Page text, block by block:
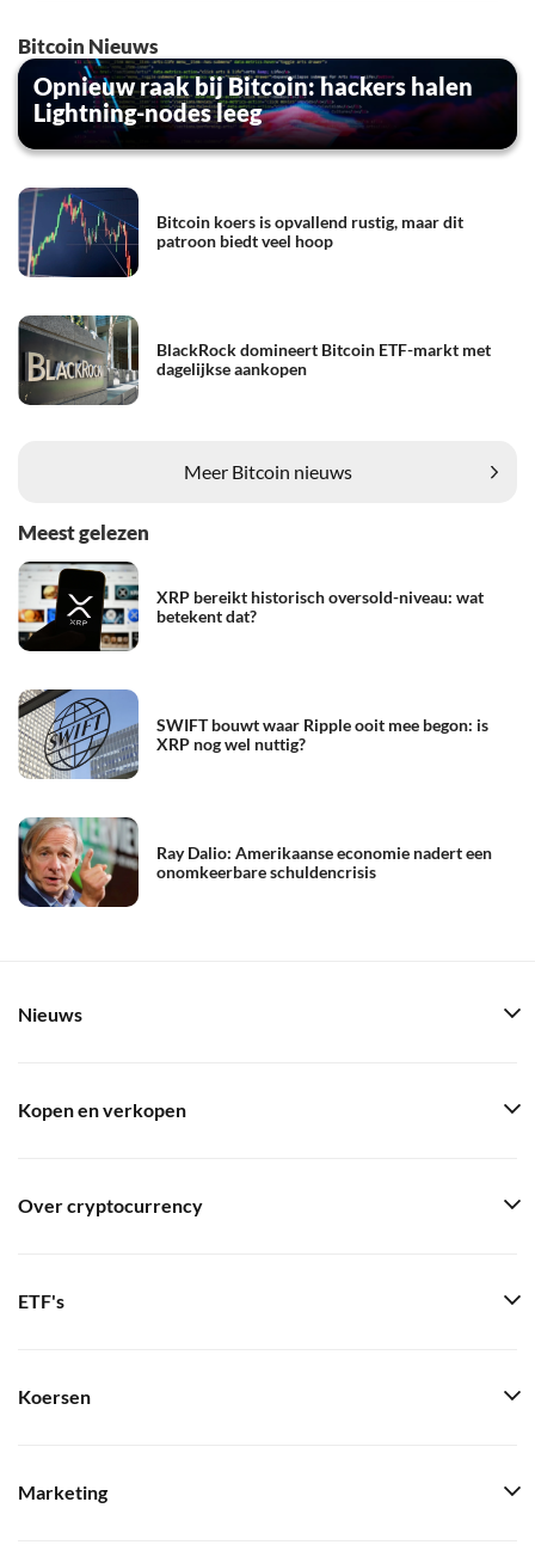
Bitcoin Nieuws
Opnieuw raak bij Bitcoin: hackers halen
Lightning-nodes leeg
Bitcoin koers is opvallend rustig, maar dit
patroon biedt veel hoop
BlackRock domineert Bitcoin ETF-markt met
dagelijkse aankopen
Meer Bitcoin nieuws
Meest gelezen
XRP bereikt historisch oversold-niveau: wat
betekent dat?
SWIFT bouwt waar Ripple ooit mee begon: is
XRP nog wel nuttig?
Ray Dalio: Amerikaanse economie nadert een
onomkeerbare schuldencrisis
Nieuws
Kopen en verkopen
Over cryptocurrency
ETF's
Koersen
Marketing